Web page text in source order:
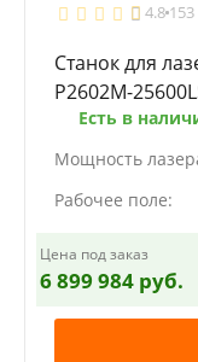
4.8
Станок для
P2602M-
Есть в
Мощность
Рабочее поле:
Цена под заказ
6 899 984 руб.